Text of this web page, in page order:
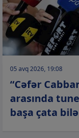
05 avq 2026, 19:08
“Cəfər
arasında
başa çata